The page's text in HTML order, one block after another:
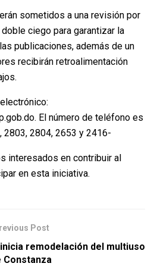
sometidos a una revisión por
ciego para garantizar la
publicaciones, además de un
recibirán retroalimentación
El número de teléfono es
2804, 2653 y 2416-
interesados en contribuir al
en esta iniciativa.
Post
remodelación del multiuso
Constanza